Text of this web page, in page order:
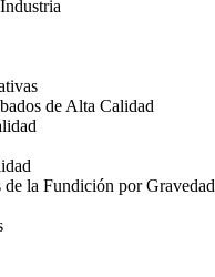
de Alta Calidad
la Fundición por Gravedad